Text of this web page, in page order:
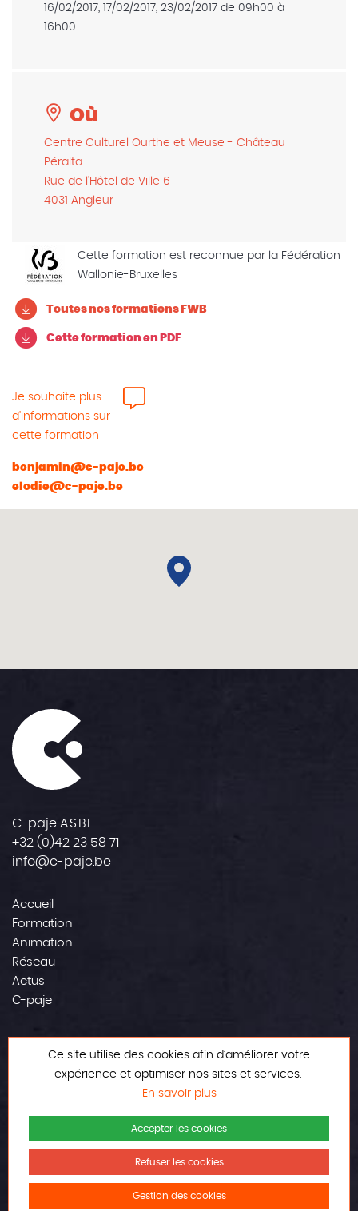
16/02/2017, 17/02/2017, 23/02/2017 de 09h00 à
16h00
Où
Centre Culturel Ourthe et Meuse - Château
Péralta
Rue de l'Hôtel de Ville 6
4031 Angleur
Cette formation est reconnue par la Fédération
Wallonie-Bruxelles
Toutes nos formations FWB
Cette formation en PDF
Je souhaite plus
d'informations sur
cette formation
benjamin@c-paje.be
elodie@c-paje.be
C-paje A.S.B.L.
+32 (0)42 23 58 71
info@c-paje.be
Accueil
Formation
Animation
Réseau
Actus
C-paje
© Tous droits réservés
Ce site utilise des cookies afin d’améliorer votre
expérience et optimiser nos sites et services.
En savoir plus
Accepter les cookies
Refuser les cookies
Gestion des cookies